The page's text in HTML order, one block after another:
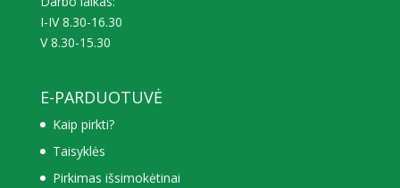
I-IV 8.30-16.30
V 8.30-15.30
E-PARDUOTUVĖ
Kaip pirkti?
Taisyklės
Pirkimas išsimokėtinai